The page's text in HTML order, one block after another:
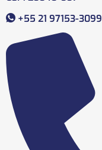
+55 21 97153-3099